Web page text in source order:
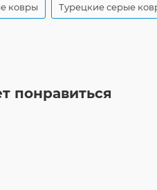
ковры Турецкие серые
понравиться